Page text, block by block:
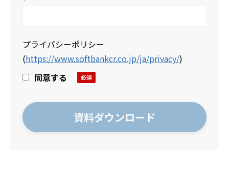
プライバシーポリシー
(https://www.softbankcr.co.jp/ja/privacy/)
同意する